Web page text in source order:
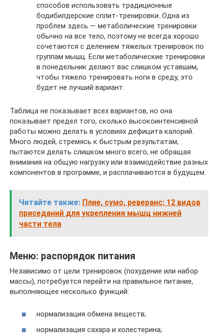
способов использовать традиционные
бодибилдерские сплит-тренировки. Одна из
проблем здесь — метаболические тренировки
обычно на все тело, поэтому не всегда хорошо
сочетаются с делением тяжелых тренировок по
группам мышц. Если метаболические тренировки
в понедельник делают вас слишком уставшим,
чтобы тяжело тренировать ноги в среду, это
будет не лучший вариант.
Таблица не показывает всех вариантов, но она
показывает предел того, сколько высокоинтенсивной
работы можно делать в условиях дефицита калорий.
Много людей, стремясь к быстрым результатам,
пытаются делать слишком много всего, не обращая
внимания на общую нагрузку или взаимодействие разных
компонентов в программе, и расплачиваются в будущем.
Читайте также: Плие, сумо, реверанс: 12 видов
приседаний для укрепления мышц нижней
части тела
Меню: распорядок питания
Независимо от цели тренировок (похудение или набор
массы), потребуется перейти на правильное питание,
выполняющее несколько функций:
нормализация обмена веществ;
нормализация сахара и холестерина;